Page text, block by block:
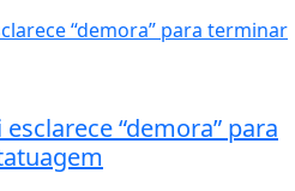
“demora” para